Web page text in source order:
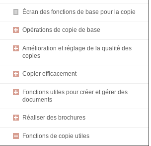
Écran des fonctions de base pour la copie
Opérations de copie de base
Amélioration et réglage de la qualité des
copies
Copier efficacement
Fonctions utiles pour créer et gérer des
documents
Réaliser des brochures
Fonctions de copie utiles